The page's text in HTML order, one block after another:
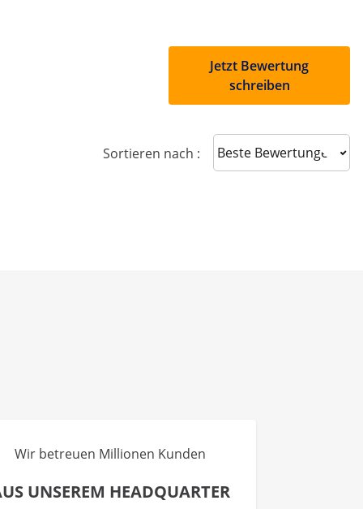
Jetzt Bewertung
schreiben
Sortieren nach : Sort reviews
Wir betreuen Millionen Kunden
UNSEREM HEADQUARTER